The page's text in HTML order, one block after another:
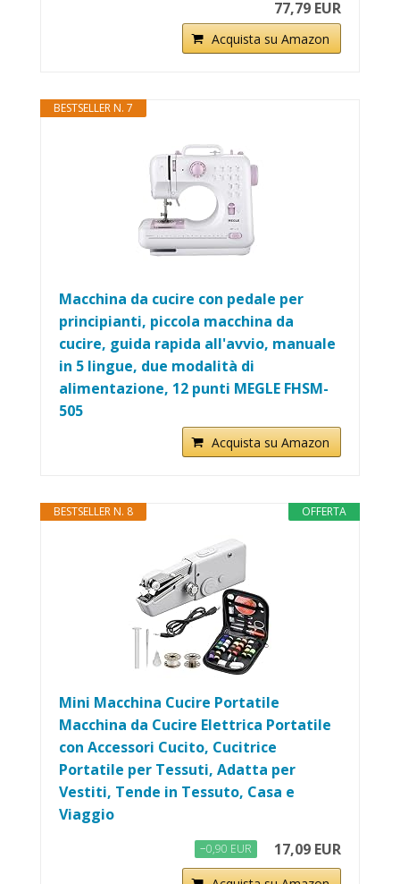
77,79 EUR
Acquista su Amazon
BESTSELLER N. 7
Macchina da cucire con pedale per
principianti, piccola macchina da
cucire, guida rapida all'avvio, manuale
in 5 lingue, due modalità di
alimentazione, 12 punti MEGLE FHSM-
505
Acquista su Amazon
OFFERTA
BESTSELLER N. 8
Mini Macchina Cucire Portatile
Macchina da Cucire Elettrica Portatile
con Accessori Cucito, Cucitrice
Portatile per Tessuti, Adatta per
Vestiti, Tende in Tessuto, Casa e
Viaggio
−0,90 EUR 17,09 EUR